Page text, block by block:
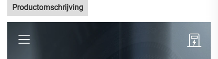
Productomschrijving